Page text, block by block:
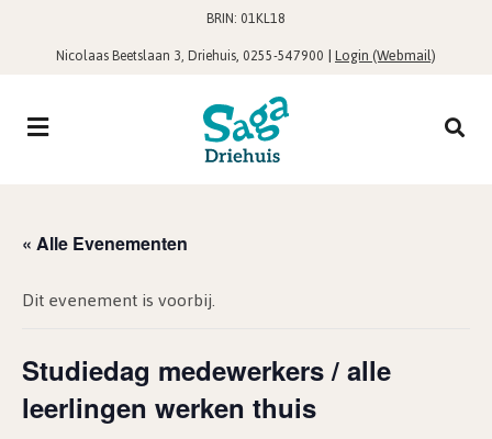
BRIN: 01KL18
Nicolaas Beetslaan 3, Driehuis, 0255-547900 |Login (Webmail)
« Alle Evenementen
Dit evenement is voorbij.
Studiedag medewerkers / alle
leerlingen werken thuis